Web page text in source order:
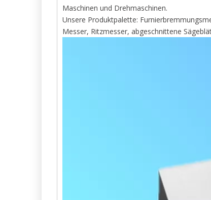
Maschinen und Drehmaschinen.
Unsere Produktpalette:
Messer, Ritzmesser, abgeschnittene